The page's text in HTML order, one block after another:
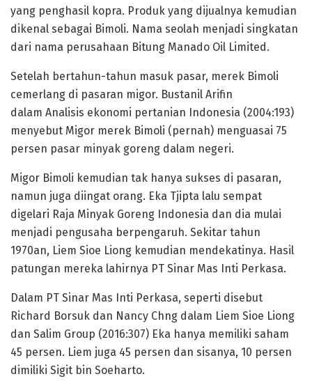
yang penghasil kopra. Produk yang dijualnya kemudian
dikenal sebagai Bimoli. Nama seolah menjadi singkatan
dari nama perusahaan Bitung Manado Oil Limited.
Setelah bertahun-tahun masuk pasar, merek Bimoli
cemerlang di pasaran migor. Bustanil Arifin
dalam Analisis ekonomi pertanian Indonesia (2004:193)
menyebut Migor merek Bimoli (pernah) menguasai 75
persen pasar minyak goreng dalam negeri.
Migor Bimoli kemudian tak hanya sukses di pasaran,
namun juga diingat orang. Eka Tjipta lalu sempat
digelari Raja Minyak Goreng Indonesia dan dia mulai
menjadi pengusaha berpengaruh. Sekitar tahun
1970an, Liem Sioe Liong kemudian mendekatinya. Hasil
patungan mereka lahirnya PT Sinar Mas Inti Perkasa.
Dalam PT Sinar Mas Inti Perkasa, seperti disebut
Richard Borsuk dan Nancy Chng dalam Liem Sioe Liong
dan Salim Group (2016:307) Eka hanya memiliki saham
45 persen. Liem juga 45 persen dan sisanya, 10 persen
dimiliki Sigit bin Soeharto.